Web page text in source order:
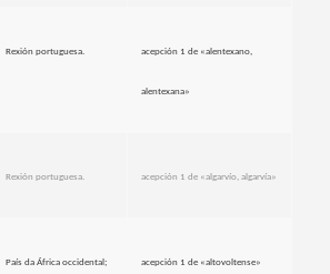
Rexión portuguesa. acepción 1 de «alentexano,
alentexana»
Rexión portuguesa. acepción 1 de «algarvío, algarvía»
País da África occidental; acepción 1 de «altovoltense»